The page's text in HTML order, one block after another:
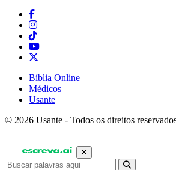
Bíblia Online
Médicos
Usante
© 2026 Usante - Todos os direitos